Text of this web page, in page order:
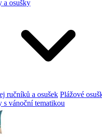
a osušky
ručníků a osušek Plážové
s vánoční tematikou